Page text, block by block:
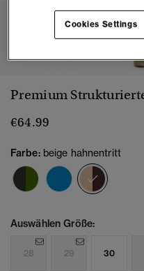
1 2
Premium
€64.99
Farbe: beige hahnentritt
Auswählen Größe:
28 29 30
Cookies Settings